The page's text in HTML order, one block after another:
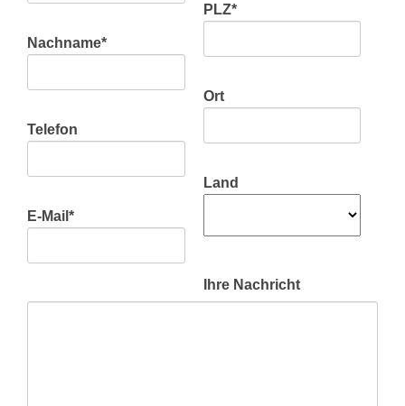
Nachname*
Telefon
E-Mail*
PLZ*
Ort
Land
Ihre Nachricht